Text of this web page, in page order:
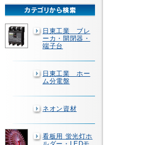
で
販
売
日東工業 ブレ
ーカ・開閉器・
端子台
日東工業 ホー
ム分電盤
ネオン資材
看板用 蛍光灯ホ